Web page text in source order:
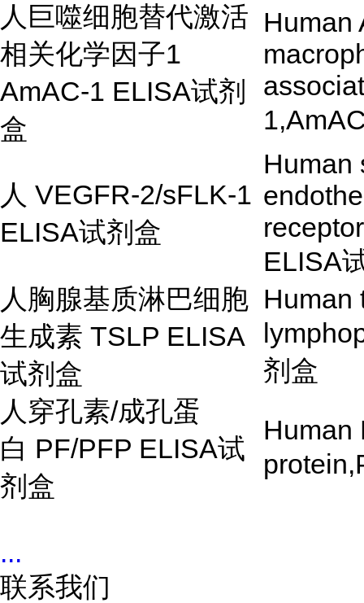
人巨噬细胞替代激活
相关化学因子1
AmAC-1 ELISA试剂
盒
Human
人 VEGFR-2/sFLK-1
ELISA试剂盒
Human
ELISA
人胸腺基质淋巴细胞
生成素 TSLP ELISA
试剂盒
Human
剂盒
人穿孔素/成孔蛋
白 PF/PFP ELISA试
剂盒
Human
...
联系我们